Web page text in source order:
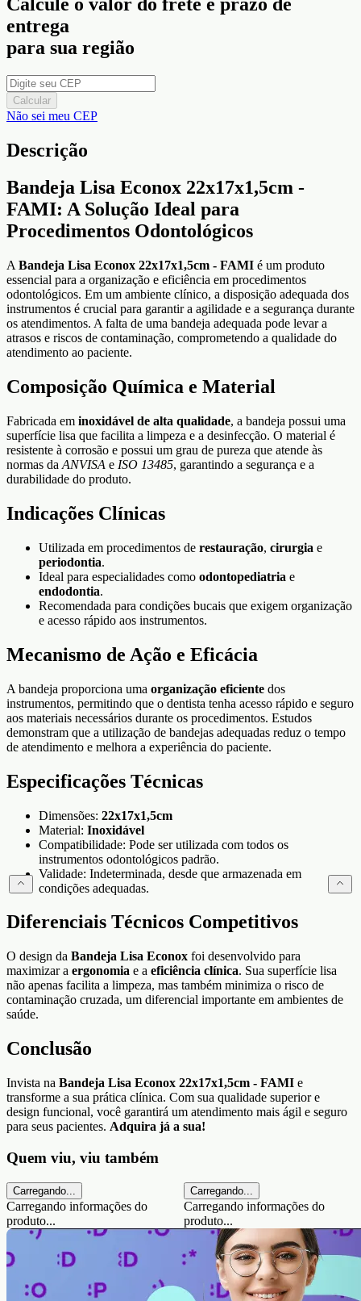
entrega
para sua região
Calcular
Não sei meu CEP
Descrição
Bandeja Lisa Econox 22x17x1,5cm -
FAMI: A Solução Ideal para
Procedimentos Odontológicos
A Bandeja Lisa Econox 22x17x1,5cm - FAMI é um produto
essencial para a organização e eficiência em procedimentos
odontológicos. Em um ambiente clínico, a disposição adequada dos
instrumentos é crucial para garantir a agilidade e a segurança durante
os atendimentos. A falta de uma bandeja adequada pode levar a
atrasos e riscos de contaminação, comprometendo a qualidade do
atendimento ao paciente.
Composição Química e Material
Fabricada em inoxidável de alta qualidade, a bandeja possui uma
superfície lisa que facilita a limpeza e a desinfecção. O material é
resistente à corrosão e possui um grau de pureza que atende às
normas da ANVISA e ISO 13485, garantindo a segurança e a
durabilidade do produto.
Indicações Clínicas
Utilizada em procedimentos de restauração, cirurgia e
periodontia.
Ideal para especialidades como odontopediatria e
endodontia.
Recomendada para condições bucais que exigem organização
e acesso rápido aos instrumentos.
Mecanismo de Ação e Eficácia
A bandeja proporciona uma organização eficiente dos
instrumentos, permitindo que o dentista tenha acesso rápido e seguro
aos materiais necessários durante os procedimentos. Estudos
demonstram que a utilização de bandejas adequadas reduz o tempo
de atendimento e melhora a experiência do paciente.
Especificações Técnicas
Dimensões: 22x17x1,5cm
Material: Inoxidável
Compatibilidade: Pode ser utilizada com todos os
instrumentos odontológicos padrão.
Validade: Indeterminada, desde que armazenada em
condições adequadas.
Diferenciais Técnicos Competitivos
O design da Bandeja Lisa Econox foi desenvolvido para
maximizar a ergonomia e a eficiência clínica. Sua superfície lisa
não apenas facilita a limpeza, mas também minimiza o risco de
contaminação cruzada, um diferencial importante em ambientes de
saúde.
Conclusão
Invista na Bandeja Lisa Econox 22x17x1,5cm - FAMI e
transforme a sua prática clínica. Com sua qualidade superior e
design funcional, você garantirá um atendimento mais ágil e seguro
para seus pacientes. Adquira já a sua!
Quem viu, viu também
Carregando...
Carregando informações do
produto...
Carregando...
Carregando informações do
produto...